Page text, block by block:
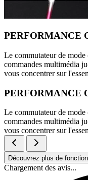
PERFORMANCE
Le commutateur de
commandes multimédia
vous concentrer sur
PERFORMANCE
Le commutateur de
commandes multimédia
vous concentrer sur
Découvrez plus de
Chargement des avis...